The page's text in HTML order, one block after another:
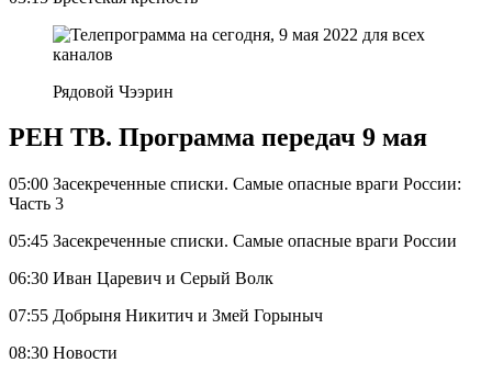
Рядовой Чээрин
РЕН ТВ. Программа передач 9 мая
05:00 Засекреченные списки. Самые опасные враги России:
Часть 3
05:45 Засекреченные списки. Самые опасные враги России
06:30 Иван Царевич и Серый Волк
07:55 Добрыня Никитич и Змей Горыныч
08:30 Новости